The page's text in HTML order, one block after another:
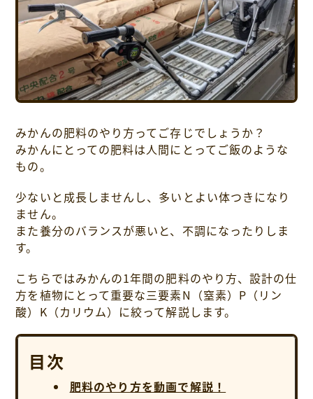
お問い合わせ
プライバシーポリシー
みかんの肥料のやり方ってご存じでしょうか？
みかんにとっての肥料は人間にとってご飯のような
もの。
少ないと成長しませんし、多いとよい体つきになり
ません。
また養分のバランスが悪いと、不調になったりしま
す。
こちらではみかんの1年間の肥料のやり方、設計の仕
方を植物にとって重要な三要素N（窒素）P（リン
酸）K（カリウム）に絞って解説します。
目次
肥料のやり方を動画で解説！